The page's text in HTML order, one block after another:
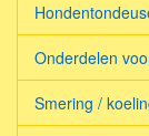
Onderdelen
Smering /